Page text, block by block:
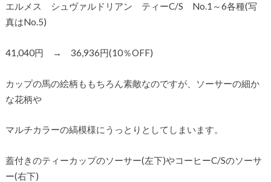
エルメス シュヴァルドリアン ティーC/S No.1～6各種(写
真はNo.5)
41,040円 → 36,936円(10％OFF)
カップの馬の絵柄ももちろん素敵なのですが、ソーサーの細か
な花柄や
マルチカラーの縞模様にうっとりとしてしまいます。
蓋付きのティーカップのソーサー(左下)やコーヒーC/Sのソーサ
ー(右下)